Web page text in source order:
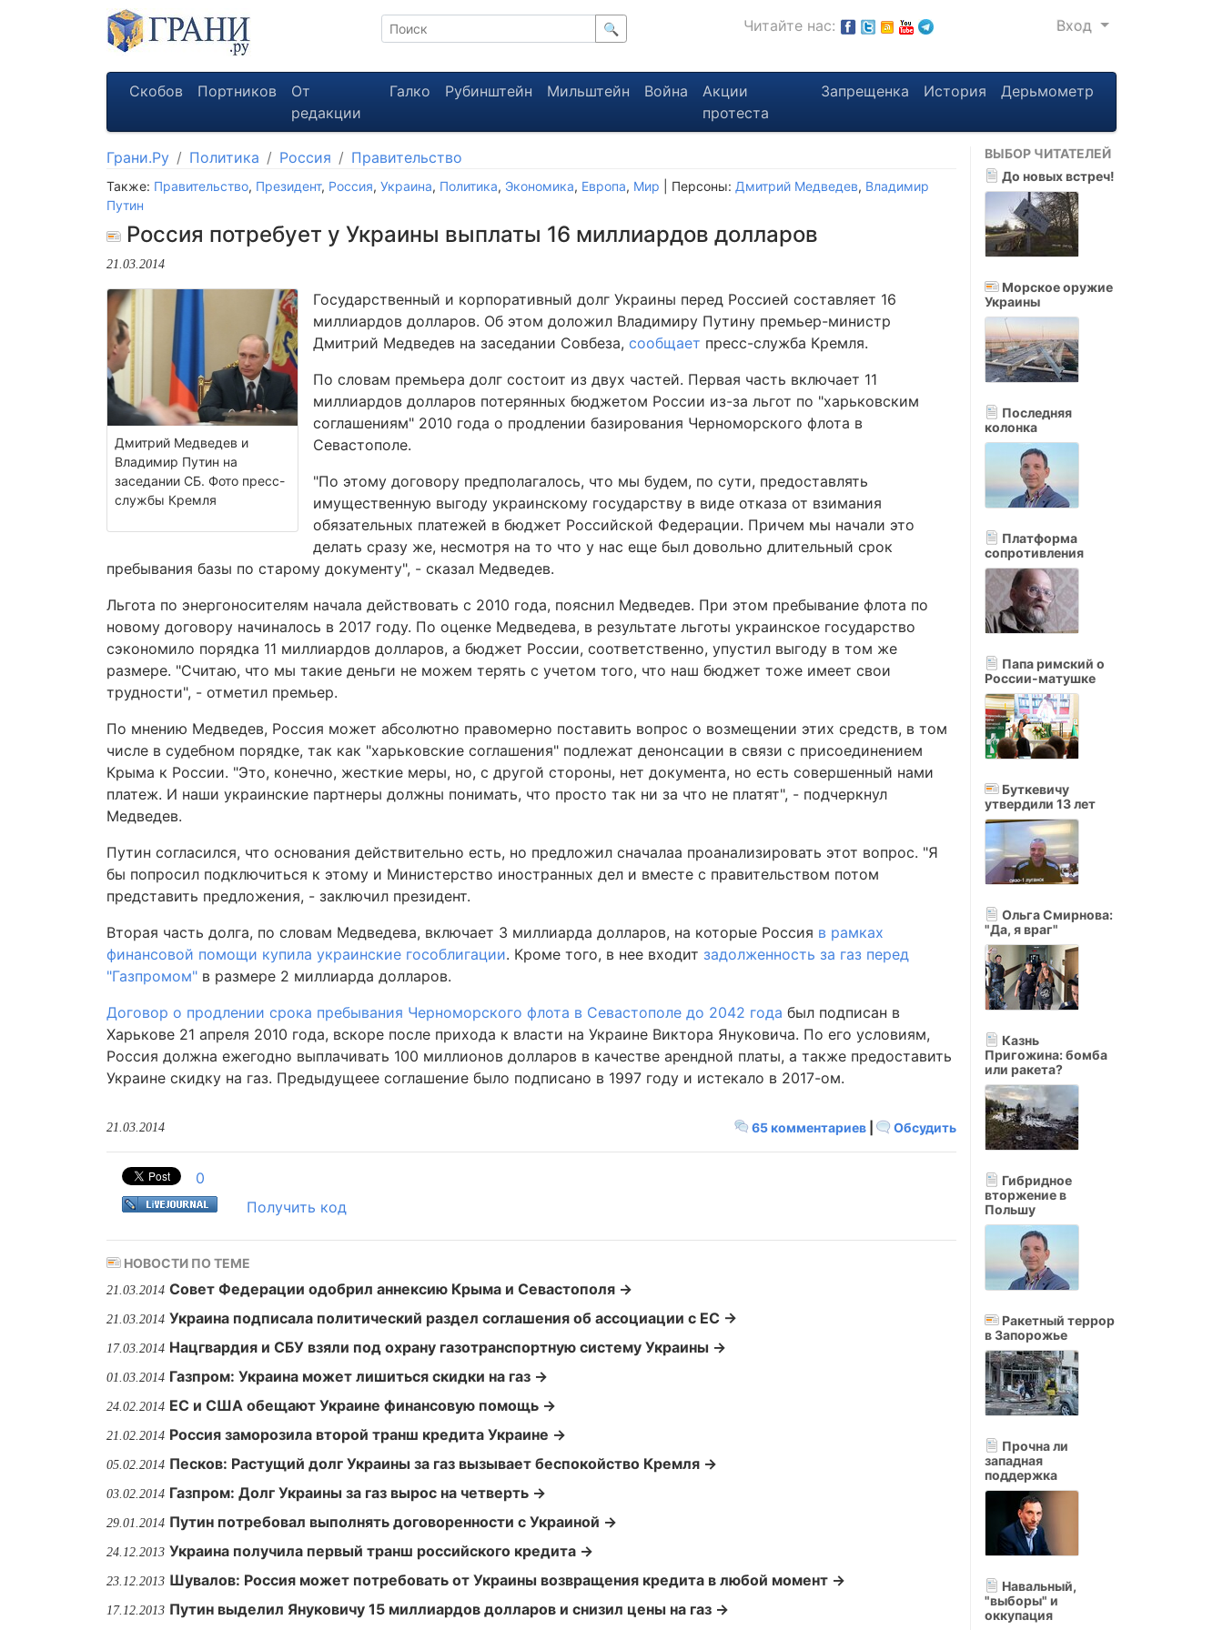
🔍 Читайте нас: Вход
Скобов Портников
От
редакции
Галко Рубинштейн Мильштейн Война
Акции
протеста
Запрещенка История Дерьмометр
Грани.Ру Политика Россия Правительство
Также: Правительство, Президент, Россия, Украина, Политика, Экономика, Европа, Мир | Персоны: Дмитрий Медведев, Владимир
Путин
Россия потребует у Украины выплаты 16 миллиардов долларов
21.03.2014
Дмитрий Медведев и
Владимир Путин на
заседании СБ. Фото пресс-
службы Кремля
Государственный и корпоративный долг Украины перед Россией составляет 16
миллиардов долларов. Об этом доложил Владимиру Путину премьер-министр
Дмитрий Медведев на заседании Совбеза, сообщает пресс-служба Кремля.
По словам премьера долг состоит из двух частей. Первая часть включает 11
миллиардов долларов потерянных бюджетом России из-за льгот по "харьковским
соглашениям" 2010 года о продлении базирования Черноморского флота в
Севастополе.
"По этому договору предполагалось, что мы будем, по сути, предоставлять
имущественную выгоду украинскому государству в виде отказа от взимания
обязательных платежей в бюджет Российской Федерации. Причем мы начали это
делать сразу же, несмотря на то что у нас еще был довольно длительный срок
пребывания базы по старому документу", - сказал Медведев.
Льгота по энергоносителям начала действовать с 2010 года, пояснил Медведев. При этом пребывание флота по
новому договору начиналось в 2017 году. По оценке Медведева, в результате льготы украинское государство
сэкономило порядка 11 миллиардов долларов, а бюджет России, соответственно, упустил выгоду в том же
размере. "Считаю, что мы такие деньги не можем терять с учетом того, что наш бюджет тоже имеет свои
трудности", - отметил премьер.
По мнению Медведев, Россия может абсолютно правомерно поставить вопрос о возмещении этих средств, в том
числе в судебном порядке, так как "харьковские соглашения" подлежат денонсации в связи с присоединением
Крыма к России. "Это, конечно, жесткие меры, но, с другой стороны, нет документа, но есть совершенный нами
платеж. И наши украинские партнеры должны понимать, что просто так ни за что не платят", - подчеркнул
Медведев.
Путин согласился, что основания действительно есть, но предложил сначалаа проанализировать этот вопрос. "Я
бы попросил подключиться к этому и Министерство иностранных дел и вместе с правительством потом
представить предложения, - заключил президент.
Вторая часть долга, по словам Медведева, включает 3 миллиарда долларов, на которые Россия в рамках
финансовой помощи купила украинские гособлигации. Кроме того, в нее входит задолженность за газ перед
"Газпромом" в размере 2 миллиарда долларов.
Договор о продлении срока пребывания Черноморского флота в Севастополе до 2042 года был подписан в
Харькове 21 апреля 2010 года, вскоре после прихода к власти на Украине Виктора Януковича. По его условиям,
Россия должна ежегодно выплачивать 100 миллионов долларов в качестве арендной платы, а также предоставить
Украине скидку на газ. Предыдущеее соглашение было подписано в 1997 году и истекало в 2017-ом.
65 комментариев Обсудить
21.03.2014
0
Получить код
НОВОСТИ ПО ТЕМЕ
21.03.2014 Совет Федерации одобрил аннексию Крыма и Севастополя →
21.03.2014 Украина подписала политический раздел соглашения об ассоциации с ЕС →
17.03.2014 Нацгвардия и СБУ взяли под охрану газотранспортную систему Украины →
01.03.2014 Газпром: Украина может лишиться скидки на газ →
24.02.2014 ЕС и США обещают Украине финансовую помощь →
21.02.2014 Россия заморозила второй транш кредита Украине →
05.02.2014 Песков: Растущий долг Украины за газ вызывает беспокойство Кремля →
03.02.2014 Газпром: Долг Украины за газ вырос на четверть →
29.01.2014 Путин потребовал выполнять договоренности с Украиной →
24.12.2013 Украина получила первый транш российского кредита →
23.12.2013 Шувалов: Россия может потребовать от Украины возвращения кредита в любой момент →
17.12.2013 Путин выделил Януковичу 15 миллиардов долларов и снизил цены на газ →
ВЫБОР ЧИТАТЕЛЕЙ
До новых встреч!
Морское оружие
Украины
Последняя
колонка
Платформа
сопротивления
Папа римский о
России-матушке
Буткевичу
утвердили 13 лет
Ольга Смирнова:
"Да, я враг"
Казнь
Пригожина: бомба
или ракета?
Гибридное
вторжение в
Польшу
Ракетный террор
в Запорожье
Прочна ли
западная
поддержка
Навальный,
"выборы" и
оккупация